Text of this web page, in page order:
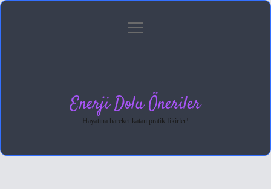
Gizlilik Politikası
menüyü
Enerji Dolu Öneriler
Hayatına hareket katan pratik fikirler!